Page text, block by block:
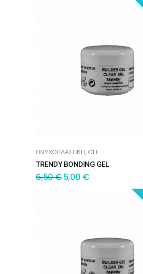
ΠΡΟΣΘΉΚΗ ΣΤΟ ΚΑΛΆΘΙ
ΟΝΥΧΟΠΛΑΣΤΙΚΗ, GEL
TRENDY BONDING GEL
6,50€5,00 €